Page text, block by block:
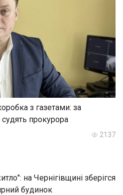
з газетами: за
прокурора
2137
на Чернігівщині зберігся
будинок